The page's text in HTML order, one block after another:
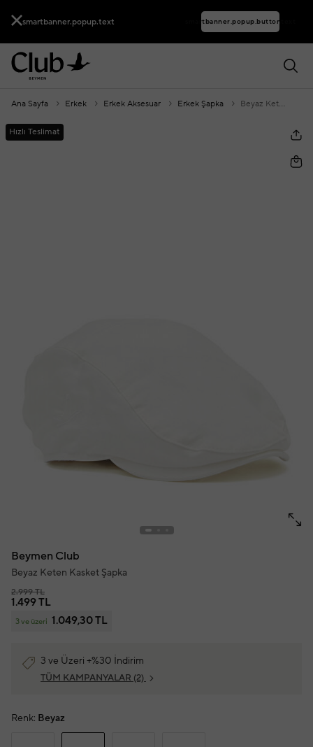
smartbanner.popup.text smartbanner.popup.buttontext
Hızlı Teslimat
Ana Sayfa Erkek Erkek Aksesuar Erkek Şapka Beyaz Keten Kasket Şapka
Beymen Club
Beyaz Keten Kasket Şapka
2.999 TL
1.499 TL
3 ve üzeri 1.049,30 TL
3 ve Üzeri +%30 İndirim
TÜM KAMPANYALAR (2)
Renk: Beyaz